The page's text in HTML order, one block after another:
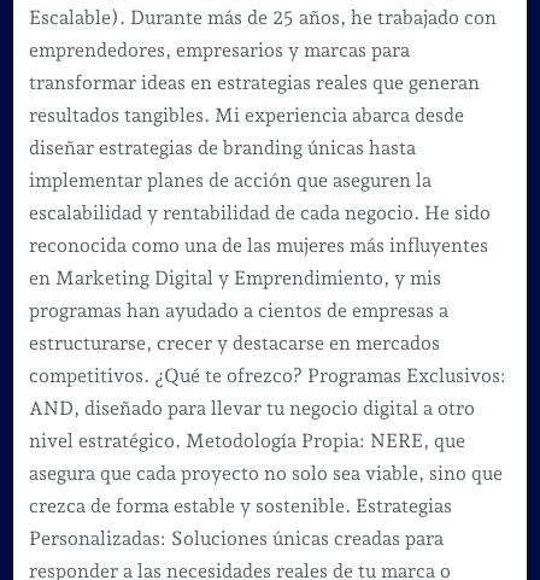
Escalable). Durante más de 25 años, he trabajado con
emprendedores, empresarios y marcas para
transformar ideas en estrategias reales que generan
resultados tangibles. Mi experiencia abarca desde
diseñar estrategias de branding únicas hasta
implementar planes de acción que aseguren la
escalabilidad y rentabilidad de cada negocio. He sido
reconocida como una de las mujeres más influyentes
en Marketing Digital y Emprendimiento, y mis
programas han ayudado a cientos de empresas a
estructurarse, crecer y destacarse en mercados
competitivos. ¿Qué te ofrezco? Programas Exclusivos:
AND, diseñado para llevar tu negocio digital a otro
nivel estratégico. Metodología Propia: NERE, que
asegura que cada proyecto no solo sea viable, sino que
crezca de forma estable y sostenible. Estrategias
Personalizadas: Soluciones únicas creadas para
responder a las necesidades reales de tu marca o